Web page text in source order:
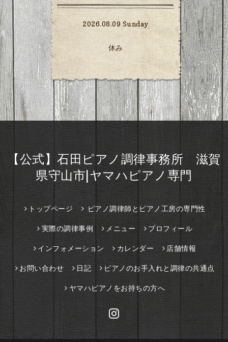
2026.08.09 Sunday
休み
【公式】石田ピアノ調律事務所 滋賀
県守山市|ヤマハピアノ専門
トップページ ピアノ調律師とピアノ工房の専門性
実際の調律事例 メニュー プロフィール
インフォメーション カレンダー 店舗情報
お問い合わせ 日記 ピアノのお手入れと調律の共通点
ヤマハピアノをお持ちの方へ